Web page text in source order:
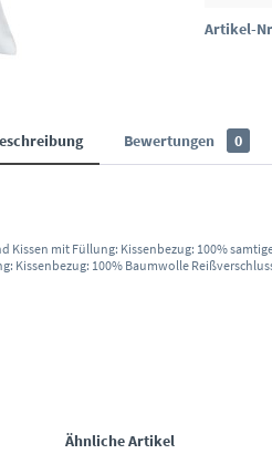
Artikel-
Bewertungen 0
mit Füllung: Kissenbezug: 100%
100% Baumwolle
Ähnliche Artikel